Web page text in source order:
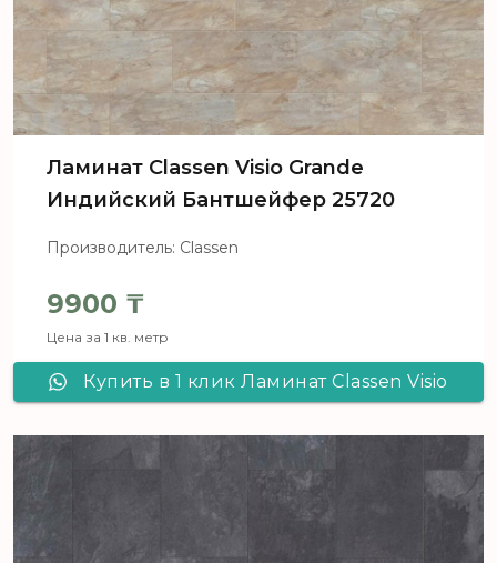
Ламинат Сlassen Visio Grande
Индийский Бантшейфер 25720
Производитель: Classen
9900 ₸
Цена за 1 кв. метр
Купить в 1 клик Ламинат Сlassen Visio
25720